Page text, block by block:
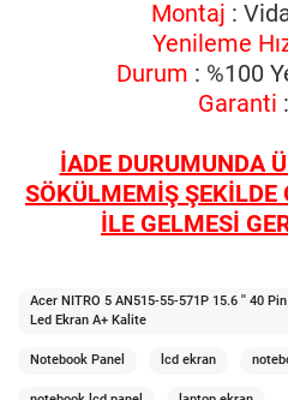
Montaj :
Yenileme
Durum : %100
Garanti
İADE DURUMUNDA
SÖKÜLMEMİŞ
İLE GELMESİ
Acer NITRO 5 AN515-55-571P 15.6 '' 40
Led Ekran A+ Kalite
Notebook Panel lcd ekran